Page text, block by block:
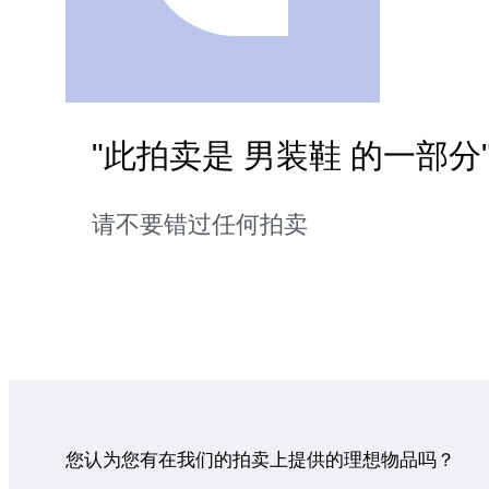
"此拍卖是 男装鞋 的一部分
请不要错过任何拍卖
您认为您有在我们的拍卖上提供的理想物品吗？